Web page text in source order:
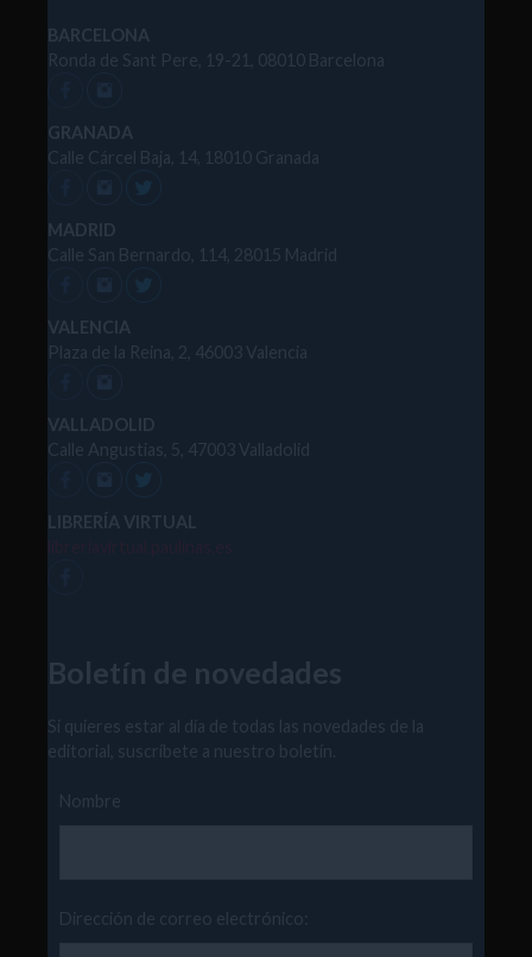
BARCELONA
Ronda de Sant Pere, 19-21, 08010 Barcelona
GRANADA
Calle Cárcel Baja, 14, 18010 Granada
MADRID
Calle San Bernardo, 114, 28015 Madrid
VALENCIA
Plaza de la Reina, 2, 46003 Valencia
VALLADOLID
Calle Angustias, 5, 47003 Valladolid
LIBRERÍA VIRTUAL
Boletín de novedades
Si quieres estar al día de todas las novedades de la
editorial, suscríbete a nuestro boletín.
Nombre
Dirección de correo electrónico: